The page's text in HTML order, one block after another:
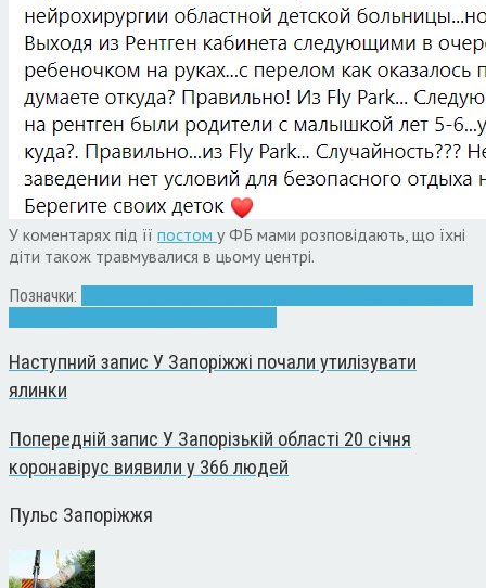
У коментарях під її постом у ФБ мами розповідають, що їхні
діти також травмувалися в цьому центрі.
Позначки:
Наступний запис У Запоріжжі почали утилізувати
ялинки
Попередній запис У Запорізькій області 20 січня
коронавірус виявили у 366 людей
Пульс Запоріжжя